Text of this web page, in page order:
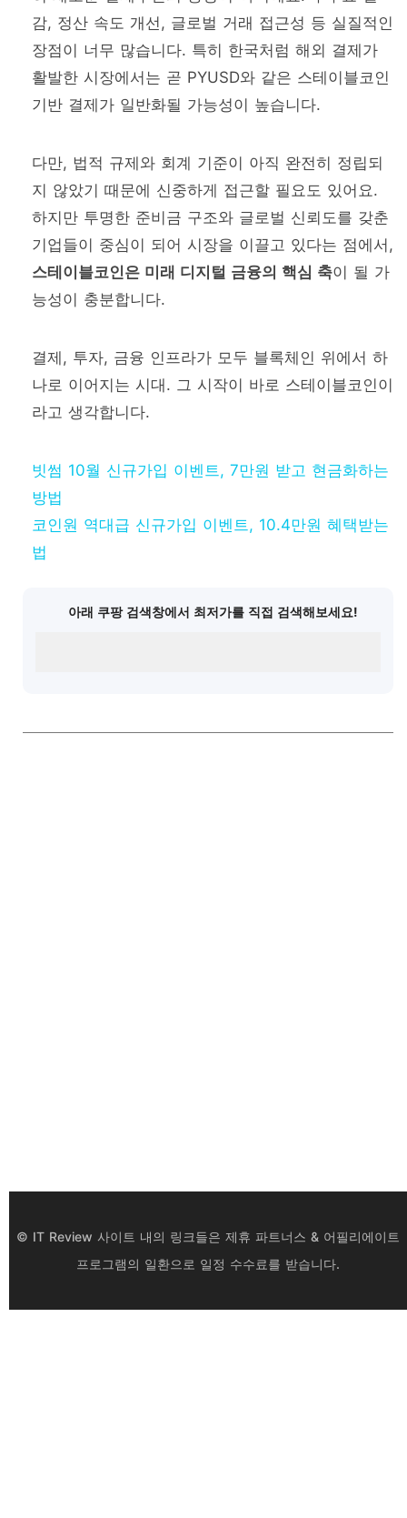
감, 정산 속도 개선, 글로벌 거래 접근성 등 실질적인
장점이 너무 많습니다. 특히 한국처럼 해외 결제가
활발한 시장에서는 곧 PYUSD와 같은 스테이블코인
기반 결제가 일반화될 가능성이 높습니다.
다만, 법적 규제와 회계 기준이 아직 완전히 정립되
지 않았기 때문에 신중하게 접근할 필요도 있어요.
하지만 투명한 준비금 구조와 글로벌 신뢰도를 갖춘
기업들이 중심이 되어 시장을 이끌고 있다는 점에서,
스테이블코인은 미래 디지털 금융의 핵심 축이 될 가
능성이 충분합니다.
결제, 투자, 금융 인프라가 모두 블록체인 위에서 하
나로 이어지는 시대. 그 시작이 바로 스테이블코인이
라고 생각합니다.
빗썸 10월 신규가입 이벤트, 7만원 받고 현금화하는
방법
코인원 역대급 신규가입 이벤트, 10.4만원 혜택받는
법
아래 쿠팡 검색창에서 최저가를 직접 검색해보세요!
© IT Review 사이트 내의 링크들은 제휴 파트너스 & 어필리에이트
프로그램의 일환으로 일정 수수료를 받습니다.